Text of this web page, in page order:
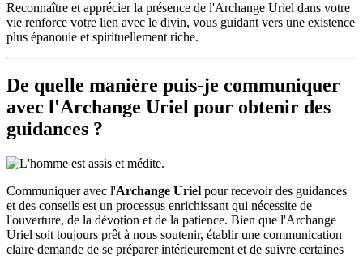
Reconnaître et apprécier la présence de l'Archange Uriel dans votre
vie renforce votre lien avec le divin, vous guidant vers une existence
plus épanouie et spirituellement riche.
De quelle manière puis-je communiquer
avec l'Archange Uriel pour obtenir des
guidances ?
Communiquer avec l'Archange Uriel pour recevoir des guidances
et des conseils est un processus enrichissant qui nécessite de
l'ouverture, de la dévotion et de la patience. Bien que l'Archange
Uriel soit toujours prêt à nous soutenir, établir une communication
claire demande de se préparer intérieurement et de suivre certaines